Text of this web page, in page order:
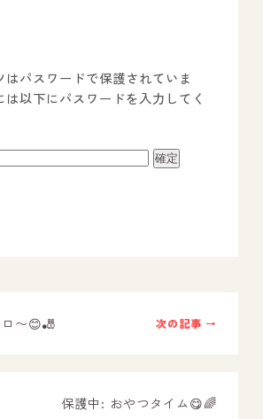
事業所
津事業所
グ
はパスワードで保護されていま
以下にパスワードを入力してく
次の記事 →
〜😊🎳
保護中: おやつタイム😋🌈